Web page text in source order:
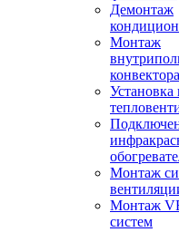
Демонтаж
Монтаж
конвектора
Установка
Монтаж
Монтаж
систем